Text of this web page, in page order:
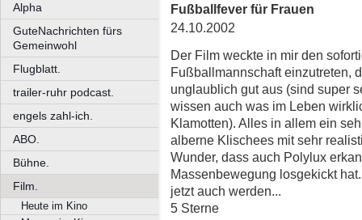
Alpha
GuteNachrichten fürs
Gemeinwohl
Flugblatt.
trailer-ruhr podcast.
engels zahl-ich.
ABO.
Bühne.
Film.
Heute im Kino
Fußballfever für Frauen
24.10.2002
Der Film weckte in mir den
Fußballmannschaft einzutreten,
unglaublich gut aus (sind super
wissen auch was im Leben
Klamotten). Alles in allem ein
alberne Klischees mit sehr
Wunder, dass auch Polylux
Massenbewegung losgekickt
jetzt auch werden...
5 Sterne